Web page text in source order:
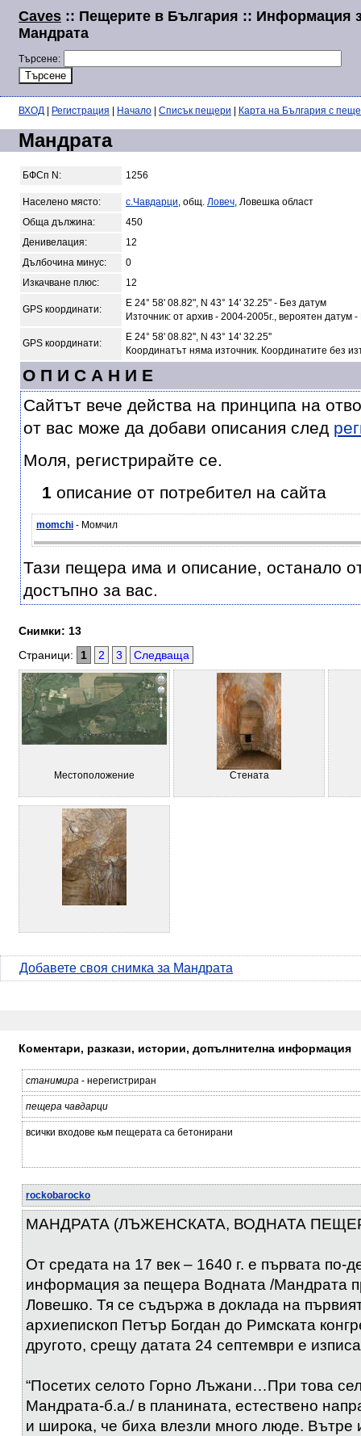
Caves :: Пещерите в България :: Информация
Мандрата
Търсене:
ВХОД Регистрация Начало Списък пещери Карта на България с
Мандрата
БФСп N: 1256
Населено място: с.Чавдарци, общ. Ловеч, Ловешка област
Обща дължина:
450
Денивелация:
12
Дълбочина минус:
0
Изкачване плюс:
12
GPS координати:
E 24° 58' 08.82", N 43° 14' 32.25" - Без датум
Източник: от архив - 2004-2005г., вероятен датум -
GPS координати:
E 24° 58' 08.82'', N 43° 14' 32.25''
Координатът няма източник. Координатите без
О П И С А Н И Е
Сайтът вече действа на принципа на
от вас може да добави описания след
Моля, регистрирайте се.
1 описание от потребител на сайта
momchi - Момчил
Тази пещера има и описание, останало
достъпно за вас.
Снимки: 13
Страници:
1 2 3 Следваща
Местоположение Стената
Добавете своя снимка за Мандрата
Коментари, разкази, истории, допълнителна информация
станимира - нерегистриран
пещера чавдарци
всички входове кьм пещерата са бетонирани
rockobarocko
МАНДРАТА (ЛЪЖЕНСКАТА, ВОДНАТА
От средата на 17 век – 1640 г. е първата по-
информация за пещера Водната /Мандрата
Ловешко. Тя се съдържа в доклада на
архиепископ Петър Богдан до Римската
другото, срещу датата 24 септември е
“Посетих селото Горно Лъжани…При това
Мандрата-б.а./ в планината, естествено
и широка, че биха влезли много люде. Вътре